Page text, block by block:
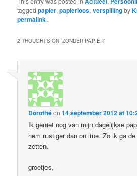
taggedpapier,papierloos,verspillingby
permalink.
2 THOUGHTS ON “ZONDER PAPIER”
Dorothéon14 september 2012 at
Ik geniet nog van mijn dagelijkse
hem rustiger dan on line. Zo ik ga
zetten.
groetjes,